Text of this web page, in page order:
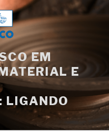
EM
E
LIGANDO